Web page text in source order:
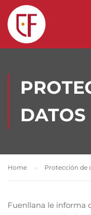
DATOS
Home Protección de
Fuenllana le informa